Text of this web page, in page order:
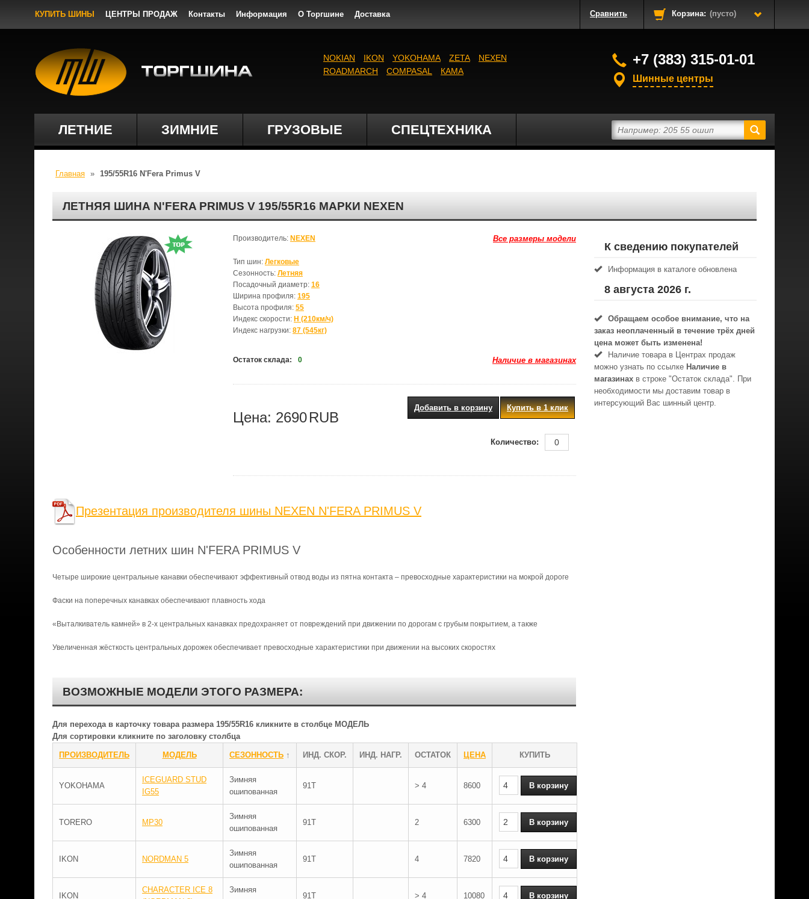
КУПИТЬ ШИНЫ ЦЕНТРЫ ПРОДАЖ Контакты Информация О Торгшине Доставка Сравнить Корзина: (пусто)
ЛЕТНИЕ ЗИМНИЕ ГРУЗОВЫЕ СПЕЦТЕХНИКА
NOKIAN IKON YOKOHAMA ZETA
NEXEN
ROADMARCH
COMPASAL КАМА
+7 (383) 315-01-01
Шинные центры
Главная » 195/55R16 N'Fera Primus V
ЛЕТНЯЯ ШИНА N'FERA PRIMUS V 195/55R16 МАРКИ NEXEN
Все размеры модели
Производитель: NEXEN
Тип шин: Легковые
Сезонность: Летняя
Посадочный диаметр: 16
Ширина профиля: 195
Высота профиля: 55
Индекс скорости: H (210км/ч)
Индекс нагрузки: 87 (545кг)
Остаток склада: 0 Наличие в магазинах
Цена: 2690RUB
Купить в 1 клик
Добавить в корзину
Количество:
Презентация производителя шины NEXEN N'FERA PRIMUS V
Особенности летних шин N'FERA PRIMUS V
Четыре широкие центральные канавки обеспечивают эффективный отвод воды из пятна контакта – превосходные характеристики на мокрой дороге
Фаски на поперечных канавках обеспечивают плавность хода
«Выталкиватель камней» в 2-х центральных канавках предохраняет от повреждений при движении по дорогам с грубым покрытием, а также
Увеличенная жёсткость центральных дорожек обеспечивает превосходные характеристики при движении на высоких скоростях
ВОЗМОЖНЫЕ МОДЕЛИ ЭТОГО РАЗМЕРА:
Для перехода в карточку товара размера 195/55R16 кликните в столбце МОДЕЛЬ
Для сортировки кликните по заголовку столбца
ПРОИЗВОДИТЕЛЬ МОДЕЛЬ СЕЗОННОСТЬ ↑ ИНД. СКОР. ИНД. НАГР. ОСТАТОК ЦЕНА КУПИТЬ
YOKOHAMA
ICEGUARD STUD
IG55
Зимняя
ошипованная
91T > 4 8600
TORERO MP30
Зимняя
ошипованная
91T 2 6300
IKON NORDMAN 5
Зимняя
ошипованная
91T 4 7820
IKON
CHARACTER ICE 8
Зимняя
91T > 4 10080
К сведению покупателей
Информация в каталоге обновлена
8 августа 2026 г.
Обращаем особое внимание, что на
заказ неоплаченный в течениe трёх дней
цена может быть изменена!
Наличие товара в Центрах продаж
можно узнать по ссылке Наличие в
магазинах в строке "Остаток склада". При
необходимости мы доставим товар в
интерсующий Вас шинный центр.